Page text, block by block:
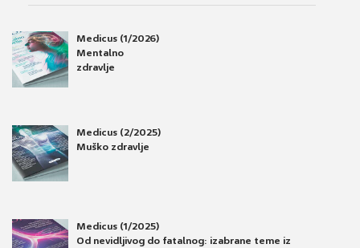
Medicus (1/2026)
Mentalno
zdravlje
Medicus (2/2025)
Muško zdravlje
Medicus (1/2025)
Od nevidljivog do fatalnog: izabrane teme iz